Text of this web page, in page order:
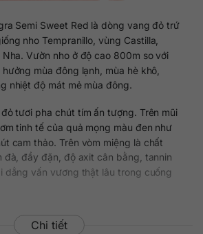
Semi Sweet Red là dòng vang đỏ trứ
nho Tempranillo, vùng Castilla,
Vườn nho ở độ cao 800m so với
mùa đông lạnh, mùa hè khô,
nhiệt độ mát mẻ mùa đông.
tươi pha chút tím ấn tượng. Trên mũi
tinh tế của quả mọng màu đen như
cam thảo. Trên vòm miệng là chất
đà, đầy đặn, độ axit cân bằng, tannin
dẳng vấn vương thật lâu trong cuống
Chi tiết